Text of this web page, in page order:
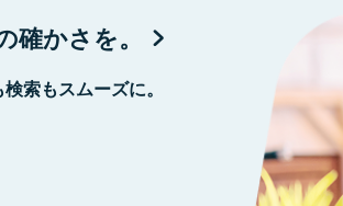
かさを。
索もスムーズに。